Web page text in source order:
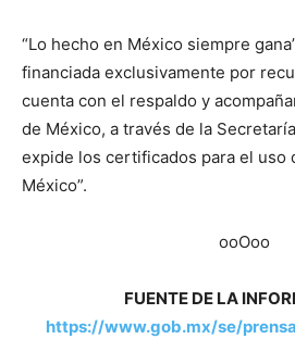
“Lo hecho en México siempre
financiada exclusivamente por
cuenta con el respaldo y
de México, a través de la
expide los certificados para el uso
México”.
ooOoo
FUENTE DE LA
https://www.gob.mx/se/